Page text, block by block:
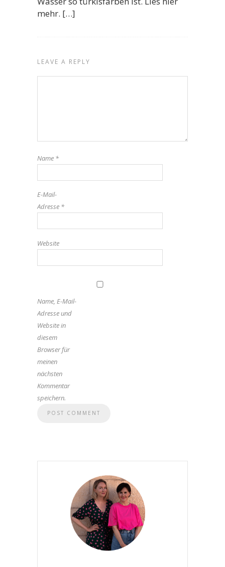
mehr. […]
LEAVE A REPLY
Name *
E-Mail-
Adresse *
Website
Name, E-Mail-
Adresse und
Website in
diesem
Browser für
meinen
nächsten
Kommentar
speichern.